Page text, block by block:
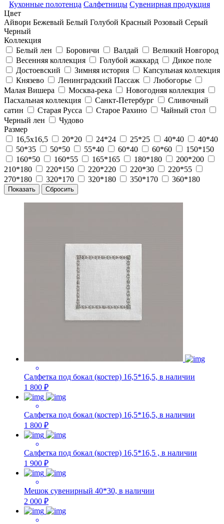
Кухонные полотенца Салфетницы Сувенирная продукция
Цвет
Айвори Бежевый Белый Голубой Красный Розовый Серый
Черный
Коллекция
Белый лен
Боровичи Валдай
Великий Новгород
Весенняя коллекция
Голубой жаккард
Дикое поле
Достоевский
Зимняя история
Капсульная коллекция
Князево
Ленинградский Пассаж
Любогорье
Малая Вишера
Москва-река
Новогодняя коллекция
Пасхальная коллекция
Санкт-Петербург
Сливочный
сатин
Старая Русса Старое Рахино
Чайный стол
Черный лен
Чудово
Размер
16,5х16,5
20*20 24*24 25*25 40*40
40*40
50*35
50*50 55*40 60*40 60*60
150*150
160*50
160*55 165*165 180*180
200*200
210*180
220*150 220*220 220*30
220*55
270*180
320*170 320*180 350*170 360*180
Салфетка под бокал (костер) 16,5*16,5, в наличии
1 800 ₽
Салфетка под бокал (костер) 16,5*16,5, в наличии
1 800 ₽
Салфетка под бокал (костер) 16,5*16,5 , в наличии
1 900 ₽
Мешок сувенирный 40*30, в наличии
2 000 ₽